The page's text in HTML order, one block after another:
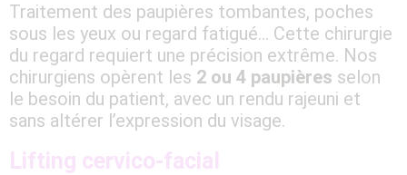
Traitement des paupières tombantes, poches
sous les yeux ou regard fatigué… Cette chirurgie
du regard requiert une précision extrême. Nos
chirurgiens opèrent les 2 ou 4 paupières selon
le besoin du patient, avec un rendu rajeuni et
sans altérer l’expression du visage.
Lifting cervico-facial